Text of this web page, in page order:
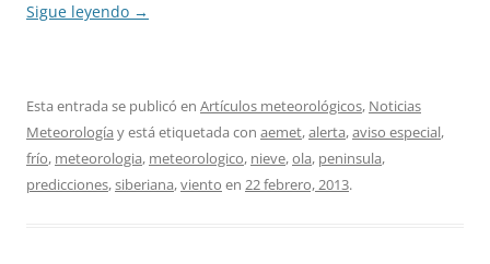
Sigue leyendo →
Esta entrada se publicó en Artículos meteorológicos, Noticias
Meteorología y está etiquetada con aemet,alerta,aviso especial,
frío, meteorologia, meteorologico, nieve,ola, peninsula,
predicciones,siberiana,viento en 22 febrero, 2013.